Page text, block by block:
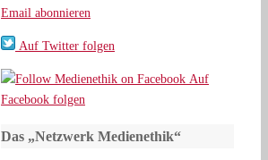
Email abonnieren
Auf Twitter folgen
Auf
Facebook folgen
Das „Netzwerk Medienethik“